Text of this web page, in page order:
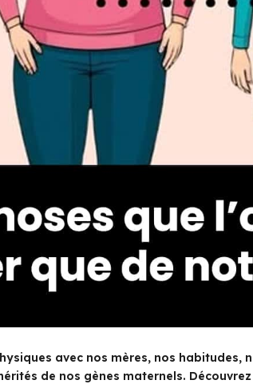
avec nos mères, nos habitudes,
de nos gènes maternels.